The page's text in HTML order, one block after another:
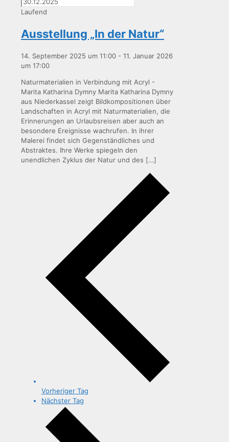
Laufend
Aus­stel­lung „In der Natur“
14. September 2025 um 11:00 - 11. Januar 2026
um 17:00
Naturmaterialien in Verbindung mit Acryl -
Marita Katharina Dymny Marita Katharina Dymny
aus Niederkassel zeigt Bildkompositionen über
Landschaften in Acryl mit Naturmaterialien, die
Erinnerungen an Urlaubsreisen aber auch an
besondere Ereignisse wachrufen. In ihrer
Malerei findet sich Gegenständliches und
Abstraktes. Ihre Werke spiegeln den
unendlichen Zyklus der Natur und des […]
Vorheriger Tag
Nächster Tag